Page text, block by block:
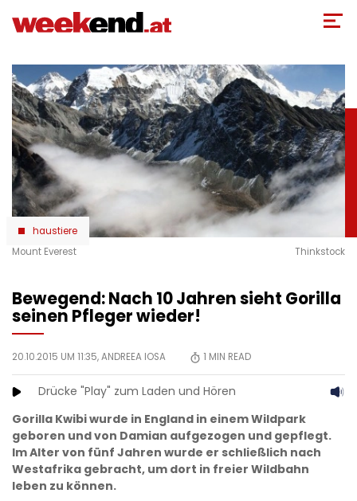
zum
haustiere
Mount Everest
Thinkstock
Bewegend: Nach 10 Jahren sieht Gorilla
seinen Pfleger wieder!
20.10.2015 UM 11:35,ANDREEA IOSA 1 MIN READ
Drücke "Play" zum Laden und Hören
Gorilla Kwibi wurde in England in einem Wildpark
geboren und von Damian aufgezogen und gepflegt.
Im Alter von fünf Jahren wurde er schließlich nach
Westafrika gebracht, um dort in freier Wildbahn
leben zu können.